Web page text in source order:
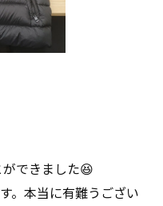
できました😆
。本当に有難うござい